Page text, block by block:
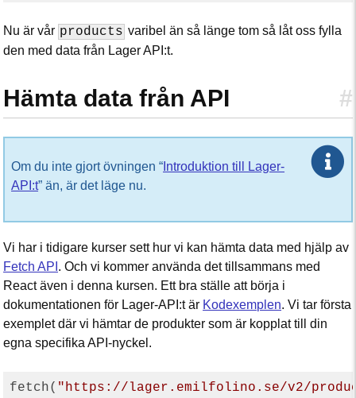
Nu är vår products varibel än så länge tom så låt oss fylla
den med data från Lager API:t.
#
Hämta data från API
Om du inte gjort övningen “ Introduktion till Lager-
API:t” än, är det läge nu.
Vi har i tidigare kurser sett hur vi kan hämta data med hjälp av
Fetch API . Och vi kommer använda det tillsammans med
React även i denna kursen. Ett bra ställe att börja i
dokumentationen för Lager-API:t är Kodexemplen. Vi tar första
exemplet där vi hämtar de produkter som är kopplat till din
egna specifika API-nyckel.
fetch( "https://lager.emilfolino.se/v2/